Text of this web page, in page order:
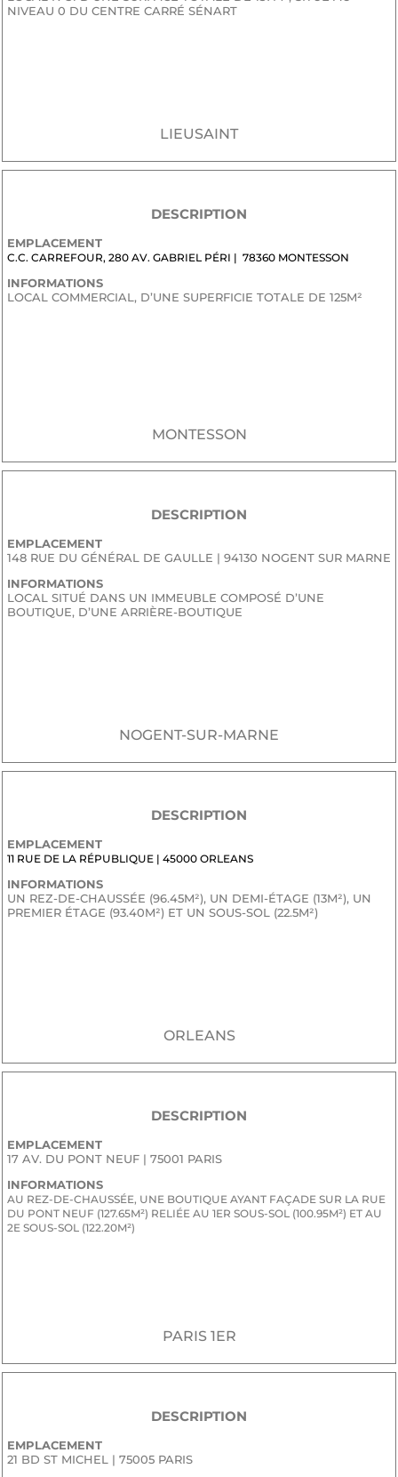
NIVEAU 0 DU CENTRE CARRÉ SÉNART
LIEUSAINT
DESCRIPTION
EMPLACEMENT
C.C. CARREFOUR, 280 AV. GABRIEL PÉRI | 78360 MONTESSON
INFORMATIONS
LOCAL COMMERCIAL, D’UNE SUPERFICIE TOTALE DE 125M²
MONTESSON
DESCRIPTION
EMPLACEMENT
148 RUE DU GÉNÉRAL DE GAULLE | 94130 NOGENT SUR MARNE
INFORMATIONS
LOCAL SITUÉ DANS UN IMMEUBLE COMPOSÉ D’UNE
BOUTIQUE, D’UNE ARRIÈRE-BOUTIQUE
NOGENT-SUR-MARNE
DESCRIPTION
EMPLACEMENT
11 RUE DE LA RÉPUBLIQUE | 45000 ORLEANS
INFORMATIONS
UN REZ-DE-CHAUSSÉE (96.45M²), UN DEMI-ÉTAGE (13M²), UN
PREMIER ÉTAGE (93.40M²) ET UN SOUS-SOL (22.5M²)
ORLEANS
DESCRIPTION
EMPLACEMENT
17 AV. DU PONT NEUF | 75001 PARIS
INFORMATIONS
AU REZ-DE-CHAUSSÉE, UNE BOUTIQUE AYANT FAÇADE SUR LA RUE
DU PONT NEUF (127.65M²) RELIÉE AU 1ER SOUS-SOL (100.95M²) ET AU
2E SOUS-SOL (122.20M²)
PARIS 1ER
DESCRIPTION
EMPLACEMENT
21 BD ST MICHEL | 75005 PARIS